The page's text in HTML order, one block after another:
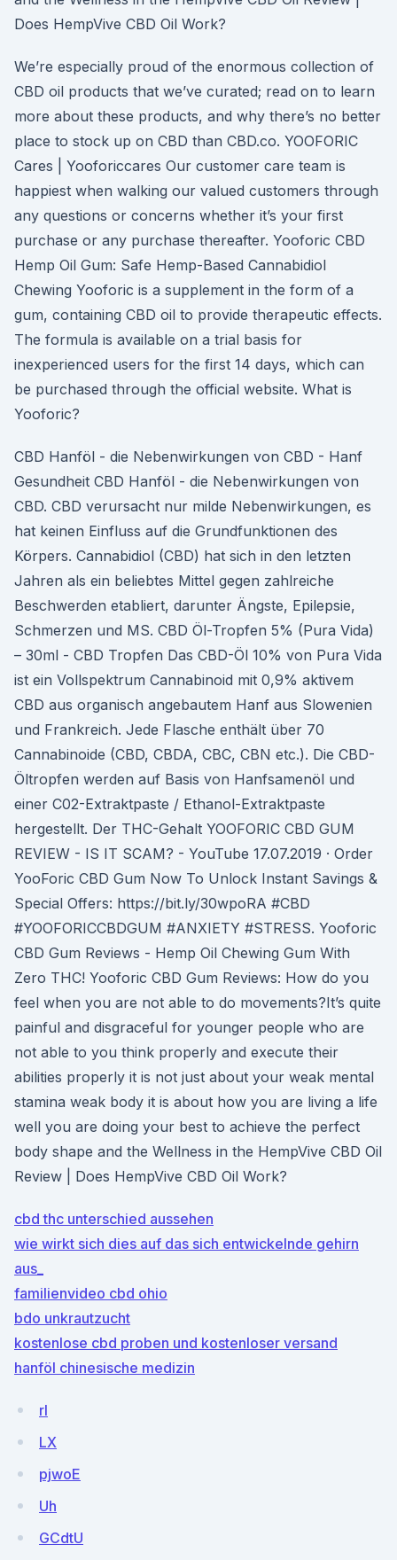
Does HempVive CBD Oil Work?
We’re especially proud of the enormous collection of
CBD oil products that we’ve curated; read on to learn
more about these products, and why there’s no better
place to stock up on CBD than CBD.co. YOOFORIC
Cares | Yooforiccares Our customer care team is
happiest when walking our valued customers through
any questions or concerns whether it’s your first
purchase or any purchase thereafter. Yooforic CBD
Hemp Oil Gum: Safe Hemp-Based Cannabidiol
Chewing Yooforic is a supplement in the form of a
gum, containing CBD oil to provide therapeutic effects.
The formula is available on a trial basis for
inexperienced users for the first 14 days, which can
be purchased through the official website. What is
Yooforic?
CBD Hanföl - die Nebenwirkungen von CBD - Hanf
Gesundheit CBD Hanföl - die Nebenwirkungen von
CBD. CBD verursacht nur milde Nebenwirkungen, es
hat keinen Einfluss auf die Grundfunktionen des
Körpers. Cannabidiol (CBD) hat sich in den letzten
Jahren als ein beliebtes Mittel gegen zahlreiche
Beschwerden etabliert, darunter Ängste, Epilepsie,
Schmerzen und MS. CBD Öl-Tropfen 5% (Pura Vida)
– 30ml - CBD Tropfen Das CBD-Öl 10% von Pura Vida
ist ein Vollspektrum Cannabinoid mit 0,9% aktivem
CBD aus organisch angebautem Hanf aus Slowenien
und Frankreich. Jede Flasche enthält über 70
Cannabinoide (CBD, CBDA, CBC, CBN etc.). Die CBD-
Öltropfen werden auf Basis von Hanfsamenöl und
einer C02-Extraktpaste / Ethanol-Extraktpaste
hergestellt. Der THC-Gehalt YOOFORIC CBD GUM
REVIEW - IS IT SCAM? - YouTube 17.07.2019 · Order
YooForic CBD Gum Now To Unlock Instant Savings &
Special Offers: https://bit.ly/30wpoRA #CBD
#YOOFORICCBDGUM #ANXIETY #STRESS. Yooforic
CBD Gum Reviews - Hemp Oil Chewing Gum With
Zero THC! Yooforic CBD Gum Reviews: How do you
feel when you are not able to do movements?It’s quite
painful and disgraceful for younger people who are
not able to you think properly and execute their
abilities properly it is not just about your weak mental
stamina weak body it is about how you are living a life
well you are doing your best to achieve the perfect
body shape and the Wellness in the HempVive CBD Oil
Review | Does HempVive CBD Oil Work?
cbd thc unterschied aussehen
wie wirkt sich dies auf das sich entwickelnde gehirn
aus_
familienvideo cbd ohio
bdo unkrautzucht
kostenlose cbd proben und kostenloser versand
hanföl chinesische medizin
rl
LX
pjwoE
Uh
GCdtU